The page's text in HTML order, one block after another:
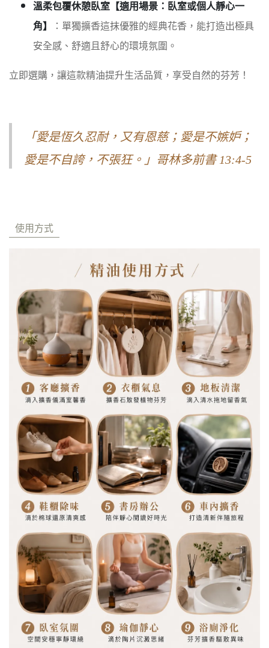
溫柔包覆休憩臥室【適用場景：臥室或個人靜心一
角】
：單獨擴香這抹優雅的經典花香，能打造出極具
安全感、舒適且舒心的環境氛圍。
立即選購，讓這款精油提升生活品質，享受自然的芬芳！
「愛是恆久忍耐，又有恩慈；愛是不嫉妒；
愛是不自誇，不張狂。」哥林多前書 13:4-5
使用方式